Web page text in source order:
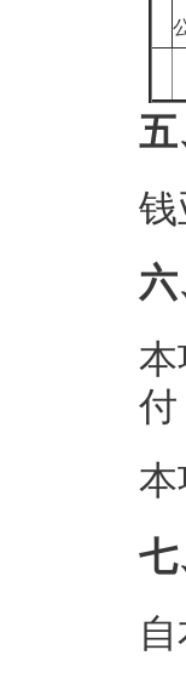
五
钱
本
付
本
七